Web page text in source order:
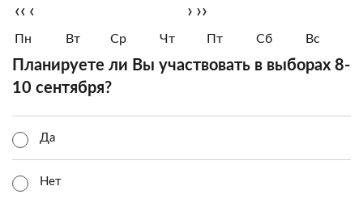
‹‹ ‹ › ››
Пн Вт Ср Чт Пт Сб Вс
Планируете ли Вы участвовать в выборах 8-
10 сентября?
Да
Нет